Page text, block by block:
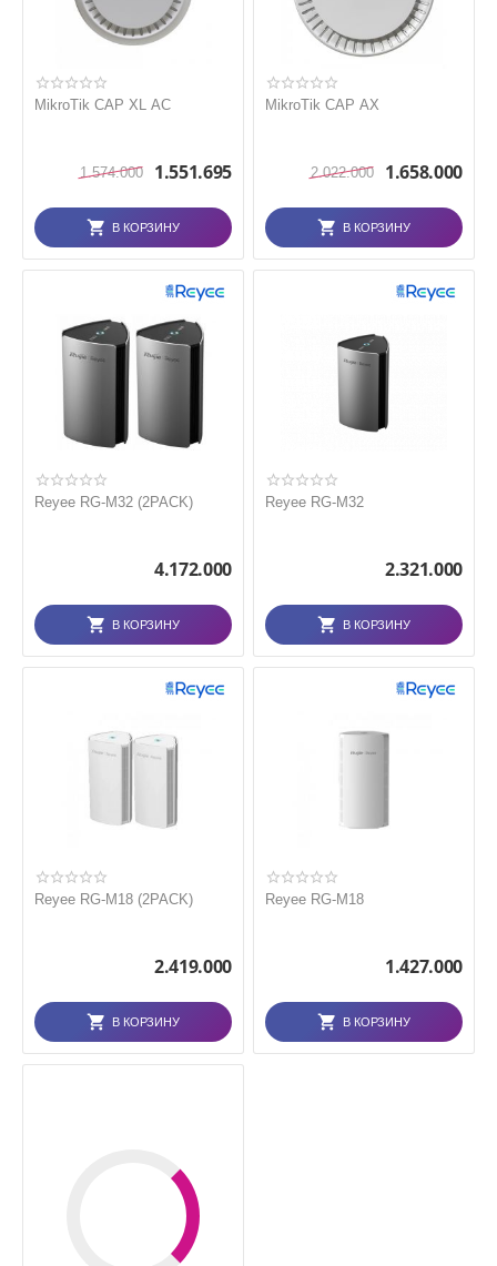
MikroTik CAP XL AC
1.574.000 1.551.695
В КОРЗИНУ
MikroTik CAP AX
2.022.000 1.658.000
В КОРЗИНУ
Reyee RG-M32 (2PACK)
4.172.000
В КОРЗИНУ
Reyee RG-M32
2.321.000
В КОРЗИНУ
Reyee RG-M18 (2PACK)
2.419.000
В КОРЗИНУ
Reyee RG-M18
1.427.000
В КОРЗИНУ